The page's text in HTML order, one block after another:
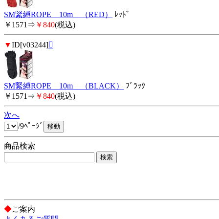
SM緊縛ROPE 10m （RED）
ﾚｯﾄﾞ
￥1571⇒ ￥840(税込)
▼ID[v03244]
SM緊縛ROPE 10m （BLACK）
ﾌﾞﾗｯｸ
￥1571⇒ ￥840(税込)
次へ
/9ﾍﾟｰｼﾞ
商品検索
◆ご案内